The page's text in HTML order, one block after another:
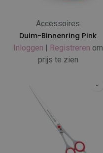
Accessoires
Duim-Binnenring Pink
Inloggen | Registreren om
prijs te zien